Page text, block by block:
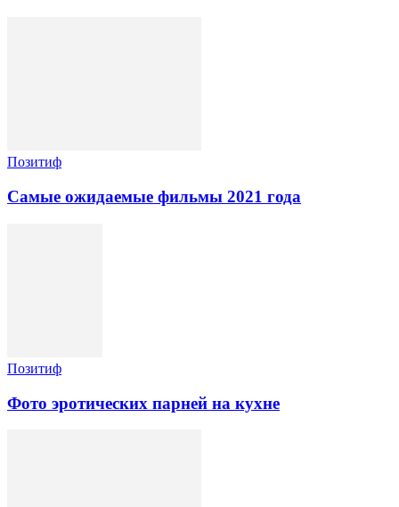
Позитиф
Самые ожидаемые фильмы 2021 года
Позитиф
Фото эротических парней на кухне